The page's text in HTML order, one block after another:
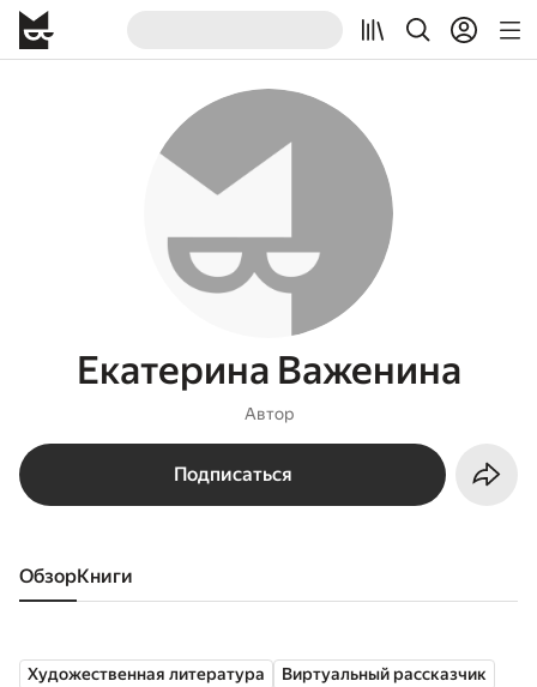
Екатерина Важенина
Автор
Подписаться
Обзор книги
Художественная литература Виртуальный рассказчик